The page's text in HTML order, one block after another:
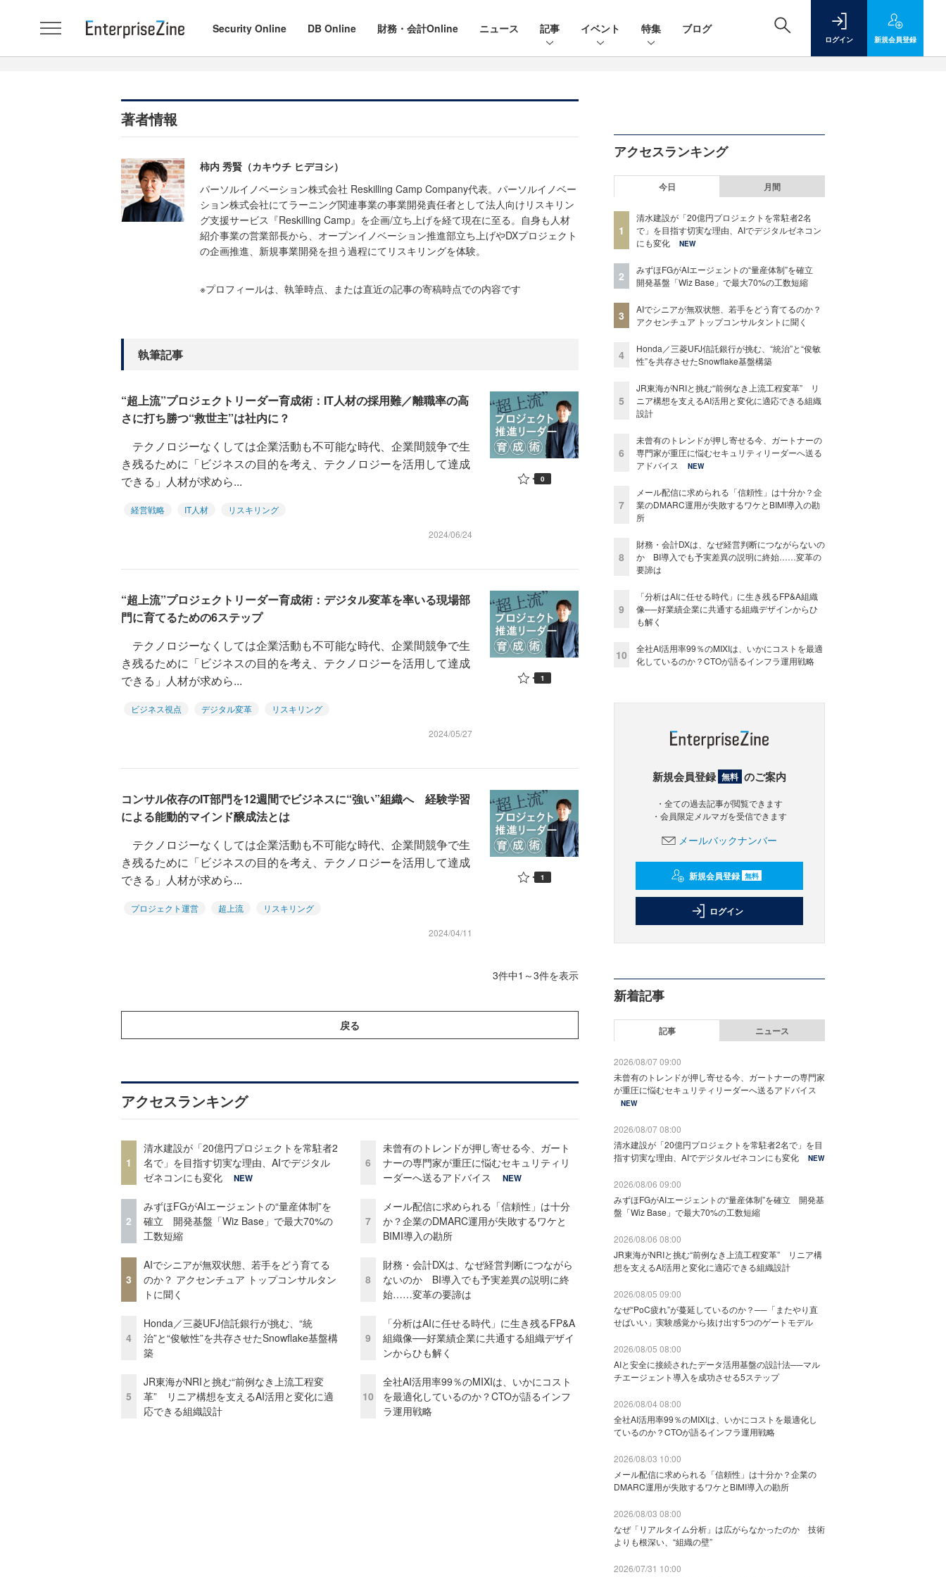
Security Online DB Online 財務・会計Online ニュース 記事 イベント 特集 ブログ
ログイン 新規会員登録
著者情報
柿内 秀賢（カキウチ ヒデヨシ）
パーソルイノベーション株式会社 Reskilling Camp Company代表。パーソルイノベー
ション株式会社にてラーニング関連事業の事業開発責任者として法人向けリスキリン
グ支援サービス『Reskilling Camp』を企画/立ち上げを経て現在に至る。自身も人材
紹介事業の営業部長から、オープンイノベーション推進部立ち上げやDXプロジェクト
の企画推進、新規事業開発を担う過程にてリスキリングを体験。
※プロフィールは、執筆時点、または直近の記事の寄稿時点での内容です
執筆記事
“超上流”プロジェクトリーダー育成術：IT人材の採用難／離職率の高
さに打ち勝つ“救世主”は社内に？
テクノロジーなくしては企業活動も不可能な時代、企業間競争で生
き残るために「ビジネスの目的を考え、テクノロジーを活用して達成
できる」人材が求めら...
経営戦略 IT人材 リスキリング
2024/06/24
0
“超上流”プロジェクトリーダー育成術：デジタル変革を率いる現場部
門に育てるための6ステップ
テクノロジーなくしては企業活動も不可能な時代、企業間競争で生
き残るために「ビジネスの目的を考え、テクノロジーを活用して達成
できる」人材が求めら...
ビジネス視点 デジタル変革 リスキリング
2024/05/27
1
コンサル依存のIT部門を12週間でビジネスに“強い”組織へ 経験学習
による能動的マインド醸成法とは
テクノロジーなくしては企業活動も不可能な時代、企業間競争で生
き残るために「ビジネスの目的を考え、テクノロジーを活用して達成
できる」人材が求めら...
プロジェクト運営 超上流 リスキリング
2024/04/11
1
3件中1～3件を表示
戻る
アクセスランキング
1
清水建設が「20億円プロジェクトを常駐者2
名で」を目指す切実な理由、AIでデジタル
ゼネコンにも変化
NEW
2
みずほFGがAIエージェントの“量産体制”を
確立 開発基盤「Wiz Base」で最大70%の
工数短縮
3
AIでシニアが無双状態、若手をどう育てる
のか？ アクセンチュア トップコンサルタン
トに聞く
4
Honda／三菱UFJ信託銀行が挑む、“統
治”と“俊敏性”を共存させたSnowflake基盤構
築
5
JR東海がNRIと挑む“前例なき上流工程変
革” リニア構想を支えるAI活用と変化に適
応できる組織設計
6
未曾有のトレンドが押し寄せる今、ガート
ナーの専門家が重圧に悩むセキュリティリ
ーダーへ送るアドバイス
NEW
7
メール配信に求められる「信頼性」は十分
か？企業のDMARC運用が失敗するワケと
BIMI導入の勘所
8
財務・会計DXは、なぜ経営判断につながら
ないのか BI導入でも予実差異の説明に終
始……変革の要諦は
9
「分析はAIに任せる時代」に生き残るFP&A
組織像──好業績企業に共通する組織デザイ
ンからひも解く
10
全社AI活用率99％のMIXIは、いかにコスト
を最適化しているのか？CTOが語るインフ
ラ運用戦略
アクセスランキング
今日 月間
1
清水建設が「20億円プロジェクトを常駐者2名
で」を目指す切実な理由、AIでデジタルゼネコン
にも変化
NEW
2
みずほFGがAIエージェントの“量産体制”を確立
開発基盤「Wiz Base」で最大70%の工数短縮
3
AIでシニアが無双状態、若手をどう育てるのか？
アクセンチュア トップコンサルタントに聞く
4
Honda／三菱UFJ信託銀行が挑む、“統治”と“俊敏
性”を共存させたSnowflake基盤構築
5
JR東海がNRIと挑む“前例なき上流工程変革” リ
ニア構想を支えるAI活用と変化に適応できる組織
設計
6
未曾有のトレンドが押し寄せる今、ガートナーの
専門家が重圧に悩むセキュリティリーダーへ送る
アドバイス
NEW
7
メール配信に求められる「信頼性」は十分か？企
業のDMARC運用が失敗するワケとBIMI導入の勘
所
8
財務・会計DXは、なぜ経営判断につながらないの
か BI導入でも予実差異の説明に終始……変革の
要諦は
9
「分析はAIに任せる時代」に生き残るFP&A組織
像──好業績企業に共通する組織デザインからひ
も解く
10
全社AI活用率99％のMIXIは、いかにコストを最適
化しているのか？CTOが語るインフラ運用戦略
新規会員登録 無料 のご案内
・全ての過去記事が閲覧できます
・会員限定メルマガを受信できます
メールバックナンバー
新規会員登録 無料
ログイン
新着記事
記事 ニュース
2026/08/07 09:00
未曾有のトレンドが押し寄せる今、ガートナーの専門家
が重圧に悩むセキュリティリーダーへ送るアドバイス
NEW
2026/08/07 08:00
清水建設が「20億円プロジェクトを常駐者2名で」を目
指す切実な理由、AIでデジタルゼネコンにも変化
NEW
2026/08/06 09:00
みずほFGがAIエージェントの“量産体制”を確立 開発基
盤「Wiz Base」で最大70%の工数短縮
2026/08/06 08:00
JR東海がNRIと挑む“前例なき上流工程変革” リニア構
想を支えるAI活用と変化に適応できる組織設計
2026/08/05 09:00
なぜ“PoC疲れ”が蔓延しているのか？──「またやり直
せばいい」実験感覚から抜け出す5つのゲートモデル
2026/08/05 08:00
AIと安全に接続されたデータ活用基盤の設計法──マル
チエージェント導入を成功させる5ステップ
2026/08/04 08:00
全社AI活用率99％のMIXIは、いかにコストを最適化し
ているのか？CTOが語るインフラ運用戦略
2026/08/03 10:00
メール配信に求められる「信頼性」は十分か？企業の
DMARC運用が失敗するワケとBIMI導入の勘所
2026/08/03 08:00
なぜ「リアルタイム分析」は広がらなかったのか 技術
よりも根深い、“組織の壁”
2026/07/31 10:00